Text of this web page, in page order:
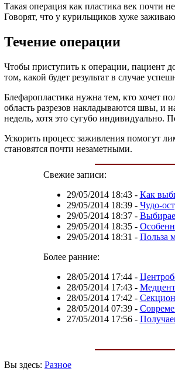
Такая операция как пластика век почти
Говорят, что у курильщиков хуже
Течение операции
Чтобы приступить к операции, пациент
том, какой будет результат в случае
Блефаропластика нужна тем, кто хочет
область разрезов накладываются швы, и
недель, хотя это сугубо индивидуально.
Ускорить процесс заживления помогут
становятся почти незаметными.
Свежие записи:
29/05/2014 18:43- Как
29/05/2014 18:39- Чудо-
29/05/2014 18:37-
29/05/2014 18:35-
29/05/2014 18:31 - Польза
Более ранние:
28/05/2014 17:44-
28/05/2014 17:43-
28/05/2014 17:42 -
28/05/2014 07:39-
27/05/2014 17:56-
Вы здесь: Разное